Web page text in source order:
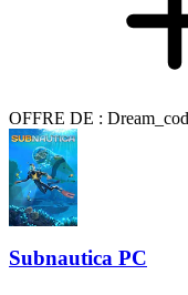
OFFRE DE :
Subnautica PC